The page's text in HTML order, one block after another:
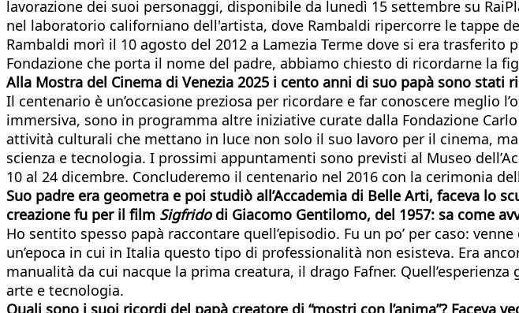
lavorazione dei suoi personaggi, disponibile da lunedì 15 settembre su
nel laboratorio californiano dell'artista, dove Rambaldi ripercorre le tappe
Rambaldi morì il 10 agosto del 2012 a Lamezia Terme dove si era
Fondazione che porta il nome del padre, abbiamo chiesto di ricordarne la
Alla Mostra del Cinema di Venezia 2025 i cento anni di suo papà sono stati
Il centenario è un’occasione preziosa per ricordare e far conoscere meglio
immersiva, sono in programma altre iniziative curate dalla Fondazione
attività culturali che mettano in luce non solo il suo lavoro per il cinema,
scienza e tecnologia. I prossimi appuntamenti sono previsti al Museo
10 al 24 dicembre. Concluderemo il centenario nel 2016 con la cerimonia
Suo padre era geometra e poi studiò all’Accademia di Belle Arti, faceva lo
creazione fu per il film Sigfrido di Giacomo Gentilomo, del 1957: sa come
Ho sentito spesso papà raccontare quell’episodio. Fu un po’ per caso:
un’epoca in cui in Italia questo tipo di professionalità non esisteva. Era
manualità da cui nacque la prima creatura, il drago Fafner.
arte e tecnologia.
Quali sono i suoi ricordi del papà creatore di “mostri con l’anima”? Faceva